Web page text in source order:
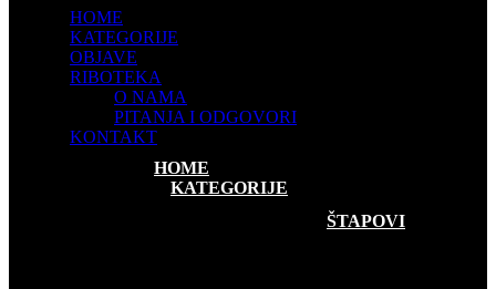
HOME
KATEGORIJE
OBJAVE
RIBOTEKA
O NAMA
PITANJA I ODGOVORI
KONTAKT
HOME
KATEGORIJE
FEEDER RIBOLOV
ŠTAPOVI